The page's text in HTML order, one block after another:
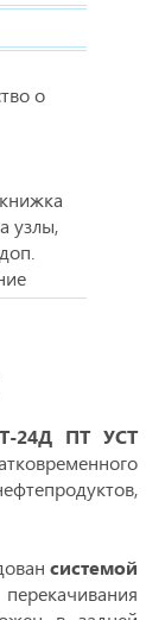
о
узлы,
24Д ПТ УСТ
системой